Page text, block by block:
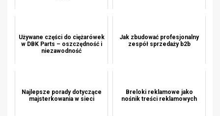
Używane części do ciężarówek
w DBK Parts – oszczędność i
niezawodność
Jak zbudować profesjonalny
zespół sprzedaży b2b
Najlepsze porady dotyczące
majsterkowania w sieci
Breloki reklamowe jako
nośnik treści reklamowych